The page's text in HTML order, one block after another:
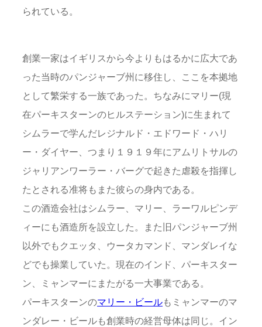
られている。
創業一家はイギリスから今よりもはるかに広大であ
った当時のパンジャーブ州に移住し、ここを本拠地
として繁栄する一族であった。ちなみにマリー(現
在パーキスターンのヒルステーション)に生まれて
シムラーで学んだレジナルド・エドワード・ハリ
ー・ダイヤー、つまり１９１９年にアムリトサルの
ジャリアンワーラー・バーグで起きた虐殺を指揮し
たとされる准将もまた彼らの身内である。
この酒造会社はシムラー、マリー、ラーワルピンデ
ィーにも酒造所を設立した。また旧パンジャーブ州
以外でもクエッタ、ウータカマンド、マンダレイな
どでも操業していた。現在のインド、パーキスター
ン、ミャンマーにまたがる一大事業である。
パーキスターンのマリー・ビールもミャンマーのマ
ンダレー・ビールも創業時の経営母体は同じ。イン